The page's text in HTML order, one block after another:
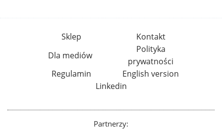
Sklep
Kontakt
Dla mediów
Polityka
prywatności
Regulamin
English version
Linkedin
Partnerzy: